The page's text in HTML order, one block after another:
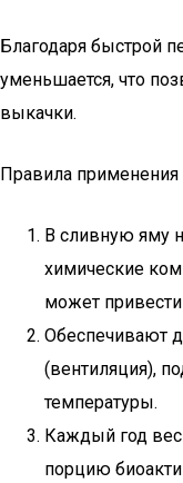
Благодаря быстрой
уменьшается, что
выкачки.
Правила применения
В сливную яму
химические
может
Обеспечивают
(вентиляция),
температуры.
Каждый год
порцию